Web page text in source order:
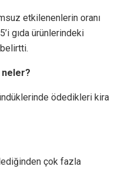
etkilenenlerin oranı
gıda ürünlerindeki
neler?
ödedikleri kira
çok fazla